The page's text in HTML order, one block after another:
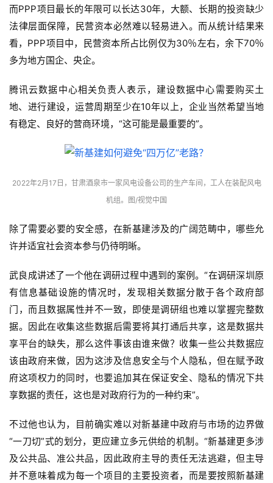
而PPP项目最长的年限可以长达30年，大额、长期的投资缺少
法律层面保障，民营资本必然难以轻易进入。而从统计结果来
看，PPP项目中，民营资本所占比例仅为30％左右，余下70％
多为地方国企、央企。
腾讯云数据中心相关负责人表示，建设数据中心需要购买土
地、进行建设，运营周期至少在10年以上，企业当然希望当地
有稳定、良好的营商环境，“这可能是最重要的”。
2022年2月17日，甘肃酒泉市一家风电设备公司的生产车间，工人在装配风电
机组。图/视觉中国
除了需要必要的安全感，在新基建涉及的广阔范畴中，哪些允
许并适宜社会资本参与仍待明晰。
武良成讲述了一个他在调研过程中遇到的案例。“在调研深圳原
有信息基础设施的情况时，发现相关数据分散于各个政府部
门，而且数据属性并不一致，即使是调研组也难以掌握完整数
据。因此在收集这些数据后需要将其打通后共享，这是数据共
享平台的缺失，那么这件事该由谁来做？收集一些公共数据应
该由政府来做，因为这涉及信息安全与个人隐私，但在赋予政
府这项权力的同时，也要追加其在保证安全、隐私的情况下共
享数据的责任，这也是对政府行为的一种约束”。
不过他也认为，目前确实难以对新基建中政府与市场的边界做
“一刀切”式的划分，更应建立多元供给的机制。“新基建更多涉
及公共品、准公共品，因此政府主导的责任无法逃避，但主导
并不意味着成为每一个项目的主要投资者，而是要按照新基建